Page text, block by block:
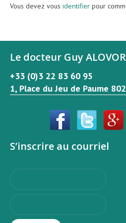
Vous devez vous identifier pour
Le docteur Guy ALOVOR
+33 (0)3 22 83 60 95
1, Place du Jeu de Paume
S’inscrire au courriel